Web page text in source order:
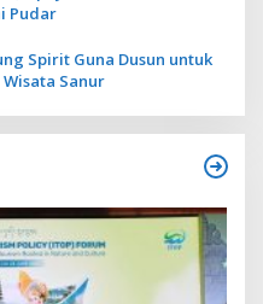
Pudar
Spirit Guna Dusun untuk
Sanur